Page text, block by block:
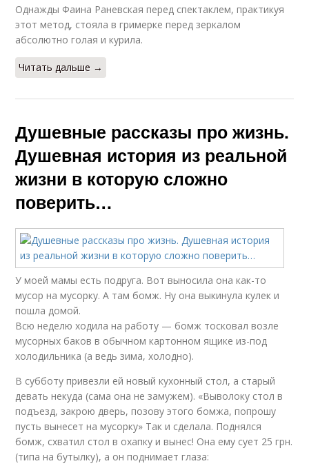
Однажды Фаина Раневская перед спектаклем, практикуя
этот метод, стояла в гримерке перед зеркалом
абсолютно голая и курила.
Читать дальше →
Душевные рассказы про жизнь.
Душевная история из реальной
жизни в которую сложно
поверить…
У моей мамы есть подруга. Вот выносила она как-то
мусор на мусорку. А там бомж. Ну она выкинула кулек и
пошла домой.
Всю неделю ходила на работу — бомж тосковал возле
мусорных баков в обычном картонном ящике из-под
холодильника (а ведь зима, холодно).
В субботу привезли ей новый кухонный стол, а старый
девать некуда (сама она не замужем). «Выволоку стол в
подъезд, закрою дверь, позову этого бомжа, попрошу
пусть вынесет на мусорку» Так и сделала. Поднялся
бомж, схватил стол в охапку и вынес! Она ему сует 25 грн.
(типа на бутылку), а он поднимает глаза: